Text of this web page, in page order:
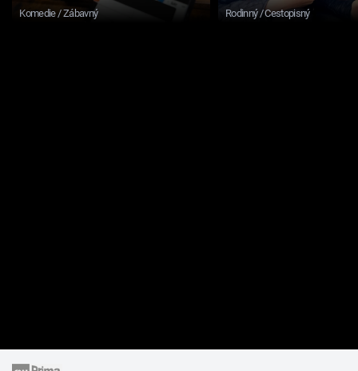
Komedie / Zábavný Rodinný / Cestopisný